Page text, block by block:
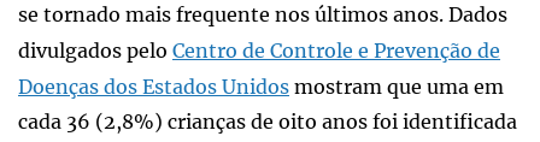
se tornado mais frequente nos últimos anos. Dados
divulgados pelo Centro de Controle e Prevenção de
Doenças dos Estados Unidos mostram que uma em
cada 36 (2,8%) crianças de oito anos foi identificada